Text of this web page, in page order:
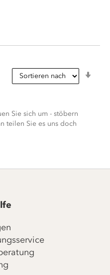
Sie sich um - stöbern
teilen Sie es uns doch